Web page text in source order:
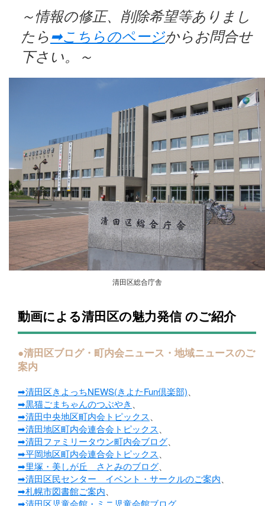
～情報の修正、削除希望等ありまし
たら➡こちらのページからお問合せ
下さい。～
清田区総合庁舎
動画による清田区の魅力発信 のご紹介
●清田区ブログ・町内会ニュース・地域ニュースのご
案内
➡清田区きよっちNEWS(きよたFun倶楽部)、
➡黒猫ごまちゃんのつぶやき 、
➡清田中央地区町内会トピックス、
➡清田地区町内会連合会トピックス、
➡清田ファミリータウン町内会ブログ、
➡平岡地区町内会連合会トピックス、
➡里塚・美しが丘 さとみのブログ、
➡清田区民センター イベント・サークルのご案内、
➡札幌市図書館ご案内、